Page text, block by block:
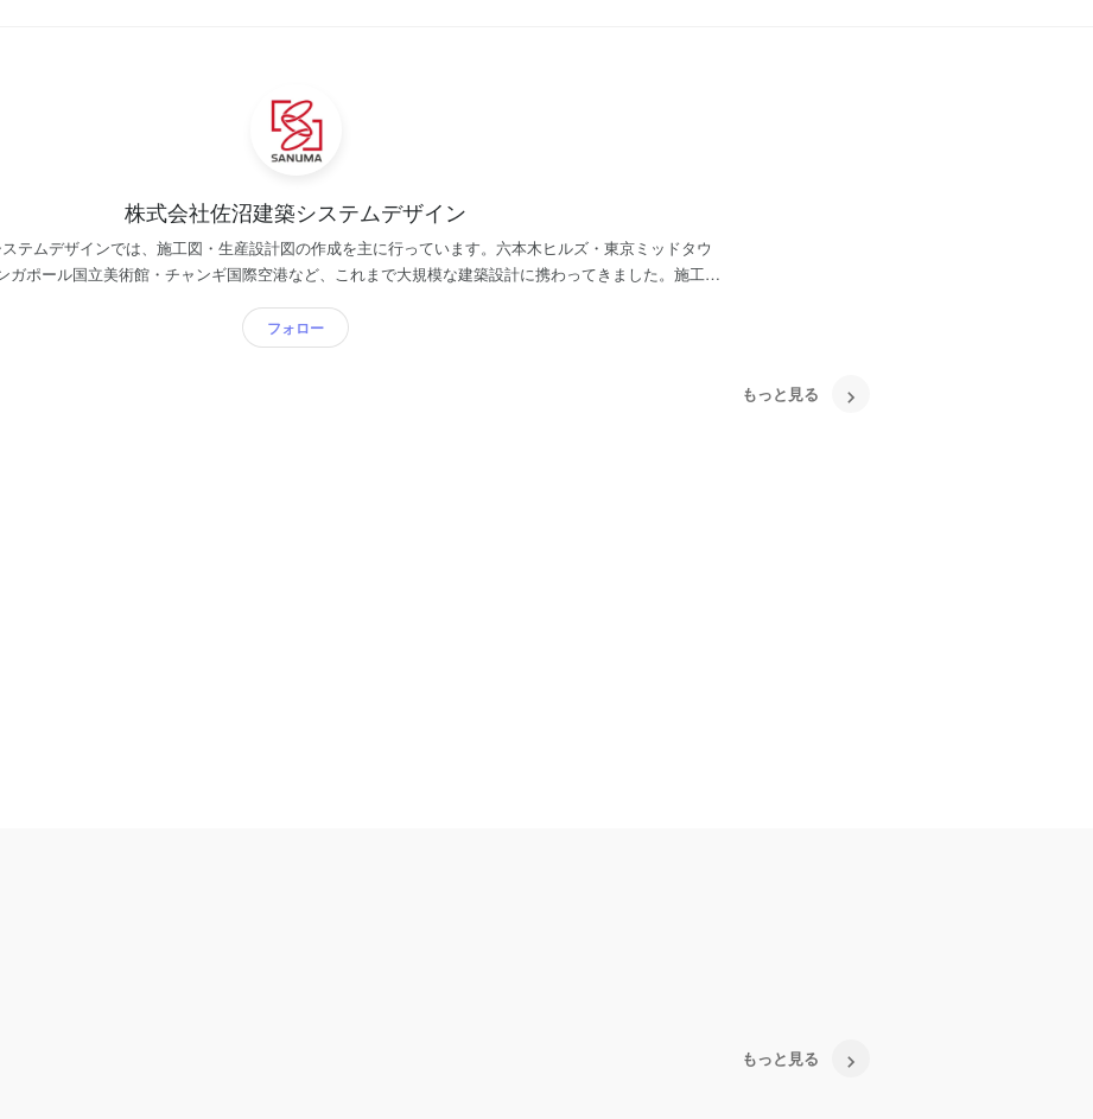
株式会社佐沼建築システムデザイン
テムデザインでは、施工図・生産設計図の作成を主に行っています。六本木ヒルズ・東京ミッドタウ
ガポール国立美術館・チャンギ国際空港など、これまで大規模な建築設計に携わってきました。施工図
在と言えます。私たち佐沼建築システムデザインは、現場ひとつひとつの信頼の積み重ねと最新技術の
のビッグプロジェクトの施工図を任されることが非常に多く、社会インフラの構築に直接携わることが
フォロー
もっと見る
もっと見る